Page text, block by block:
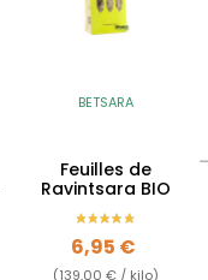
BETSARA
Feuilles de
Ravintsara BIO
Prix
6,95 €
(139,00 € / kilo)